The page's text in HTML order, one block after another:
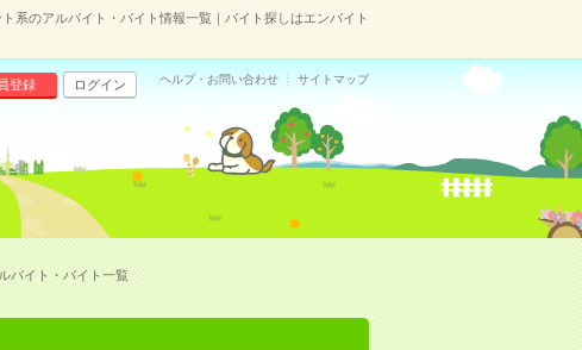
系のアルバイト・バイト情報一覧｜バイト探しはエンバイト
登録 ログイン ヘルプ・お問い合わせ サイトマップ
バイト・バイト一覧